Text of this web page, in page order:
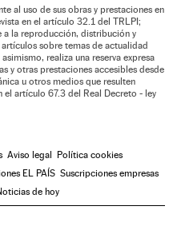
al uso de sus obras y prestaciones en
en el artículo 32.1 del TRLPI;
a la reproducción, distribución y
sobre temas de actualidad
realiza una reserva expresa
y otras prestaciones accesibles desde
u otros medios que resulten
artículo 67.3 del Real Decreto - ley
Aviso legal Política cookies
EL PAÍS Suscripciones empresas
de hoy